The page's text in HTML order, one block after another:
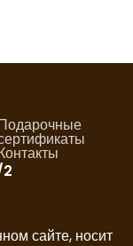
сайте, носит